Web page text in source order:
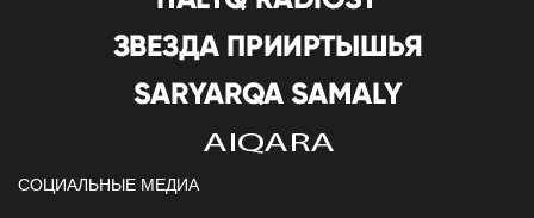
СОЦИАЛЬНЫЕ МЕДИА